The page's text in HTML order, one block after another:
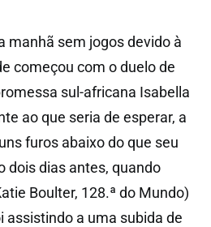
manhã sem jogos devido à
começou com o duelo de
sul-africana Isabella
ao que seria de esperar, a
furos abaixo do que seu
dois dias antes, quando
Boulter, 128.ª do Mundo)
assistindo a uma subida de